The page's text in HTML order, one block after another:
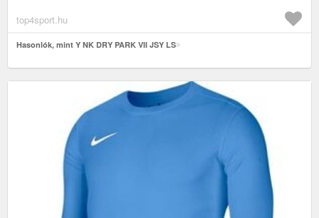
top4sport.hu
Hasonlók, mint Y NK DRY PARK VII JSY LS